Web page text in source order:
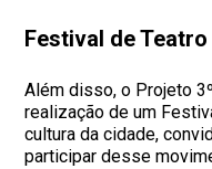
Festival de
Além disso, o Projeto
realização de um
cultura da cidade,
participar desse